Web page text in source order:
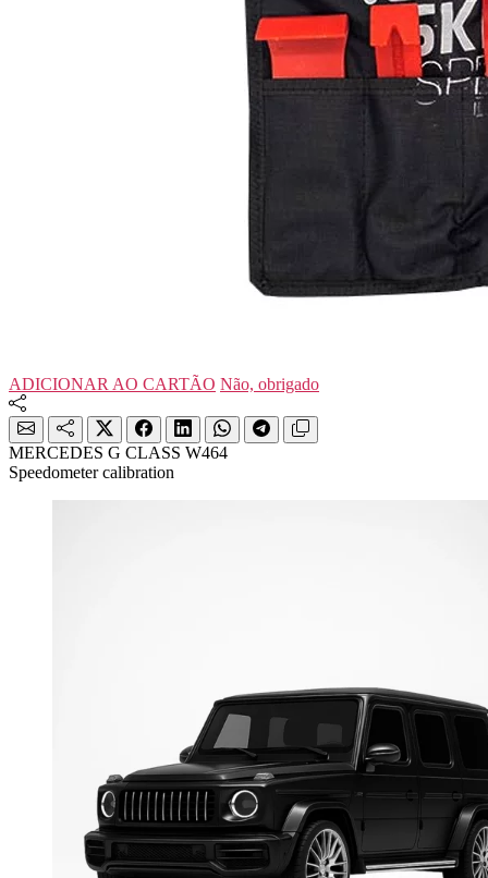
ADICIONAR AO CARTÃO Não, obrigado
MERCEDES G CLASS W464
Speedometer calibration